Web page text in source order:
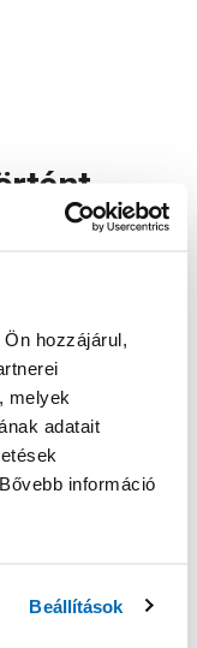
hozzájárul,
melyek
adatait
információ
Beállítások